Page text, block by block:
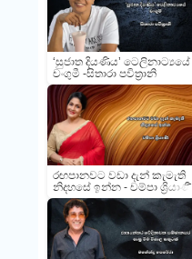
‘සුජාත දියණිය’ ටෙලිනාට්‍යයේ
චංගුමී -සිතාරා පවිත්‍රානි
රඟපානවට වඩා දැන් කැමැති
නිදහසේ ඉන්න - චම්පා ශ්‍රියාණී